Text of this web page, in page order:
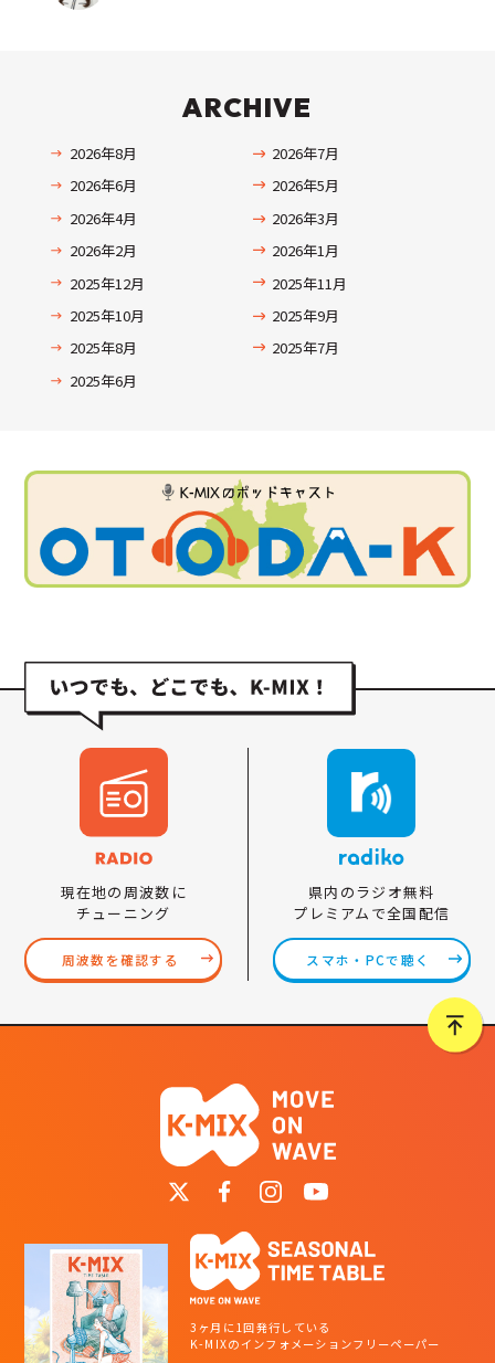
ARCHIVE
2026年8月
2026年7月
2026年6月
2026年5月
2026年4月
2026年3月
2026年2月
2026年1月
2025年12月
2025年11月
2025年10月
2025年9月
2025年8月
2025年7月
2025年6月
現在地の周波数に
チューニング
周波数を確認する
県内のラジオ無料
プレミアムで全国配信
スマホ・PCで聴く
3ヶ月に1回発行している
K-MIXのインフォメーションフリーペーパー